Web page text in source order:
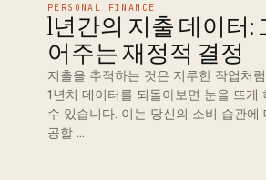
PERSONAL FINANCE
1년간의 지출 데이터:
어주는 재정적 결정
지출을 추적하는 것은 지루한 작업처
1년치 데이터를 되돌아보면 눈을 뜨게
수 있습니다. 이는 당신의 소비 습관에
공할 …